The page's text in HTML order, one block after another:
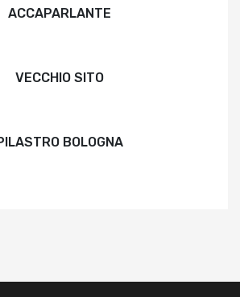
ACCAPARLANTE
VECCHIO SITO
BOLOGNA